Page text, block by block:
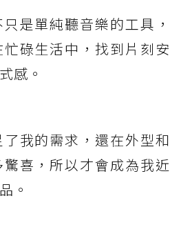
是單純聽音樂的工具，
碌生活中，找到片刻安
感。
我的需求，還在外型和
喜，所以才會成為我近
。